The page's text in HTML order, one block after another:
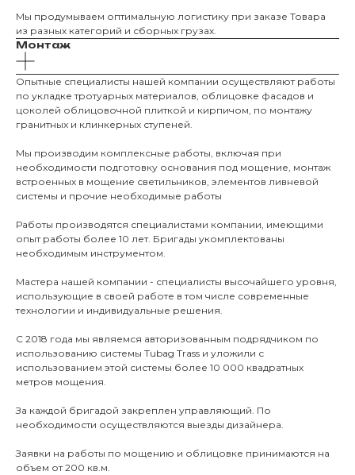
Мы продумываем оптимальную логистику при заказе Товара
из разных категорий и сборных грузах.
Монтаж
Опытные специалисты нашей компании осуществляют работы
по укладке тротуарных материалов, облицовке фасадов и
цоколей облицовочной плиткой и кирпичом, по монтажу
гранитных и клинкерных ступеней.
Мы производим комплексные работы, включая при
необходимости подготовку основания под мощение, монтаж
встроенных в мощение светильников, элементов ливневой
системы и прочие необходимые работы
Работы производятся специалистами компании, имеющими
опыт работы более 10 лет. Бригады укомплектованы
необходимым инструментом.
Мастера нашей компании - специалисты высочайшего уровня,
использующие в своей работе в том числе современные
технологии и индивидуальные решения.
С 2018 года мы являемся авторизованным подрядчиком по
использованию системы Tubag Trass и уложили с
использованием этой системы более 10 000 квадратных
метров мощения.
За каждой бригадой закреплен управляющий. По
необходимости осуществляются выезды дизайнера.
Заявки на работы по мощению и облицовке принимаются на
объем от 200 кв.м.
О КОМПАНИИ
О нас
Уличные
Ступени и